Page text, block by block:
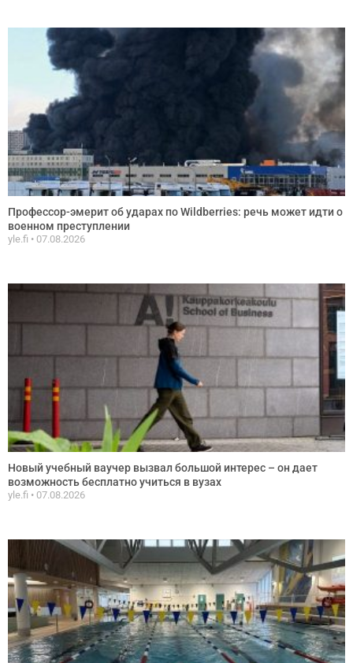
Профессор-эмерит об ударах по Wildberries: речь может идти о
военном преступлении
yle.fi 07.08.2026
Новый учебный ваучер вызвал большой интерес – он дает
возможность бесплатно учиться в вузах
yle.fi 07.08.2026